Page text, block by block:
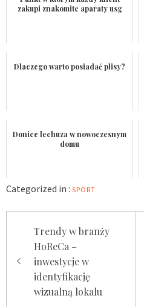
zakupi znakomite aparaty usg
Dlaczego warto posiadać plisy?
Donice lechuza w nowoczesnym
domu
Categorized in : SPORT
wpisuTrendy w branży
HoReCa –
inwestycje w
identyfikację
wizualną lokalu